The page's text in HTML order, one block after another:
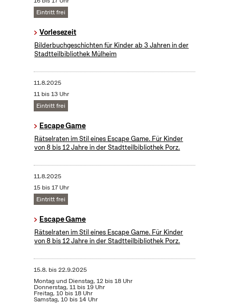
Eintritt frei
Vorlesezeit
Bilderbuchgeschichten für Kinder ab 3 Jahren in der
Stadtteilbibliothek Mülheim
11.8.2025
11 bis 13 Uhr
Eintritt frei
Escape Game
Rätselraten im Stil eines Escape Game. Für Kinder
von 8 bis 12 Jahre in der Stadtteilbibliothek Porz.
11.8.2025
15 bis 17 Uhr
Eintritt frei
Escape Game
Rätselraten im Stil eines Escape Game. Für Kinder
von 8 bis 12 Jahre in der Stadtteilbibliothek Porz.
15.8. bis22.9.2025
Montag und Dienstag, 12 bis 18 Uhr
Donnerstag, 11 bis 19 Uhr
Freitag, 10 bis 18 Uhr
Samstag, 10 bis 14 Uhr